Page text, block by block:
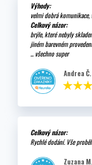
Výhody:
velmi dobrá
Celkový názor:
brýle, které nebyly
jiném barevném
... všechno super
Andrea Č.
Celkový názor:
Rychlé dodání. Vše
Zuzana M.